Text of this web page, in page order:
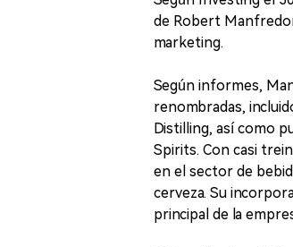
de Robert
marketing.
Según informes,
renombradas,
Distilling, así como
Spirits. Con casi
en el sector de
cerveza. Su
principal de la